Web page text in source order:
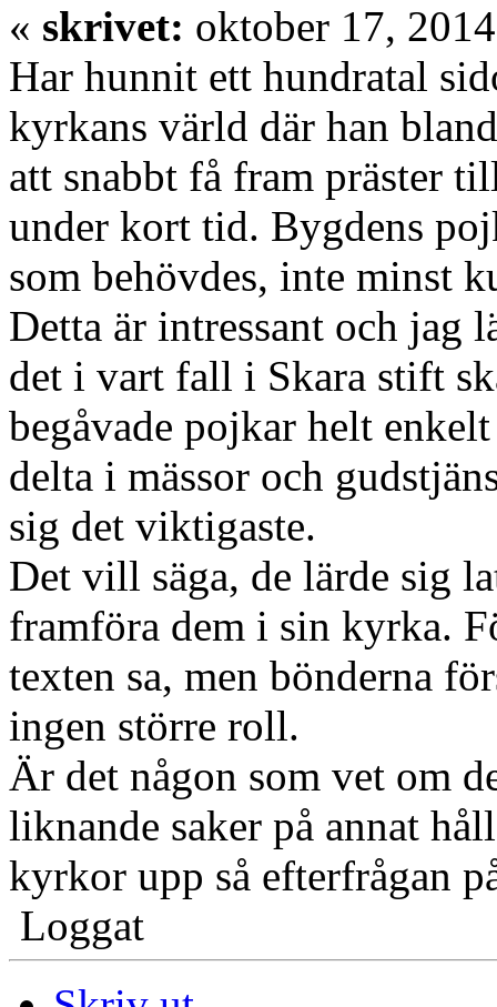
« skrivet: oktober 17,
Har hunnit ett hundratal
kyrkans värld där han
att snabbt få fram präster
under kort tid. Bygdens
som behövdes, inte minst
Detta är intressant och jag
det i vart fall i Skara stift
begåvade pojkar helt
delta i mässor och
sig det viktigaste.
Det vill säga, de lärde sig
framföra dem i sin kyrka.
texten sa, men bönderna
ingen större roll.
Är det någon som vet om
liknande saker på annat
kyrkor upp så efterfrågan
Loggat